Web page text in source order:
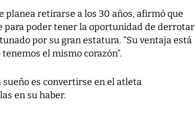
planea retirarse a los 30 años, afirmó que
para poder tener la oportunidad de derrotar
por su gran estatura. “Su ventaja está
el mismo corazón”.
es convertirse en el atleta
en su haber.